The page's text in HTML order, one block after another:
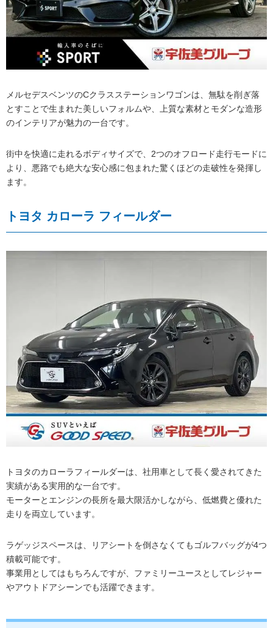
メルセデスベンツのCクラスステーションワゴンは、無駄を削ぎ落
とすことで生まれた美しいフォルムや、上質な素材とモダンな造形
のインテリアが魅力の一台です。
街中を快適に走れるボディサイズで、2つのオフロード走行モードに
より、悪路でも絶大な安心感に包まれた驚くほどの走破性を発揮し
ます。
トヨタ カローラ フィールダー
トヨタのカローラフィールダーは、社用車として長く愛されてきた
実績がある実用的な一台です。
モーターとエンジンの長所を最大限活かしながら、低燃費と優れた
走りを両立しています。
ラゲッジスペースは、リアシートを倒さなくてもゴルフバッグが4つ
積載可能です。
事業用としてはもちろんですが、ファミリーユースとしてレジャー
やアウトドアシーンでも活躍できます。